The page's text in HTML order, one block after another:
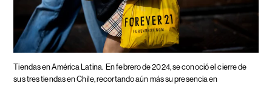
Tiendas en América Latina. En febrero de 2024, se conoció el cierre de
sus tres tiendas en Chile, recortando aún más su presencia en